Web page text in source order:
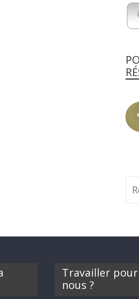
Travailler pour
nous ?